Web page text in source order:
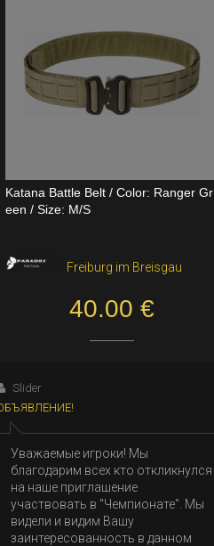
Dual Channel PTT
VerageAirsoft, Borås
550.00 SEK
Katana Battle Belt / Color: Ranger Gr
een / Size: M/S
Freiburg im Breisgau
40.00 €
Slider
Уважаемые игроки! Мы
благодарим всех кто откликнулся
на наше приглашение
участвовать в "Чемпионате". Мы
видели и видим Вашу
заинтересованность в данном